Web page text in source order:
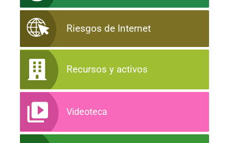
Riesgos de Internet
Recursos y activos
Videoteca